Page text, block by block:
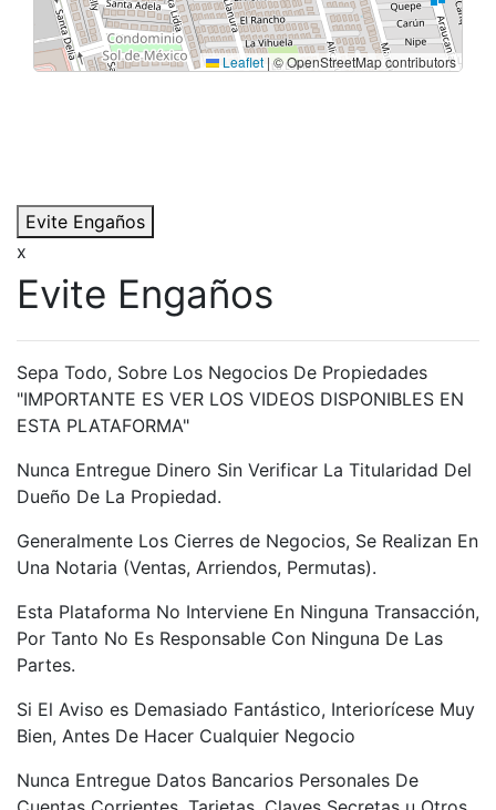
Leaflet | © OpenStreetMap contributors
Evite Engaños
x
Evite Engaños
Sepa Todo, Sobre Los Negocios De Propiedades
"IMPORTANTE ES VER LOS VIDEOS DISPONIBLES EN
ESTA PLATAFORMA"
Nunca Entregue Dinero Sin Verificar La Titularidad Del
Dueño De La Propiedad.
Generalmente Los Cierres de Negocios, Se Realizan En
Una Notaria (Ventas, Arriendos, Permutas).
Esta Plataforma No Interviene En Ninguna Transacción,
Por Tanto No Es Responsable Con Ninguna De Las
Partes.
Si El Aviso es Demasiado Fantástico, Interiorícese Muy
Bien, Antes De Hacer Cualquier Negocio
Nunca Entregue Datos Bancarios Personales De